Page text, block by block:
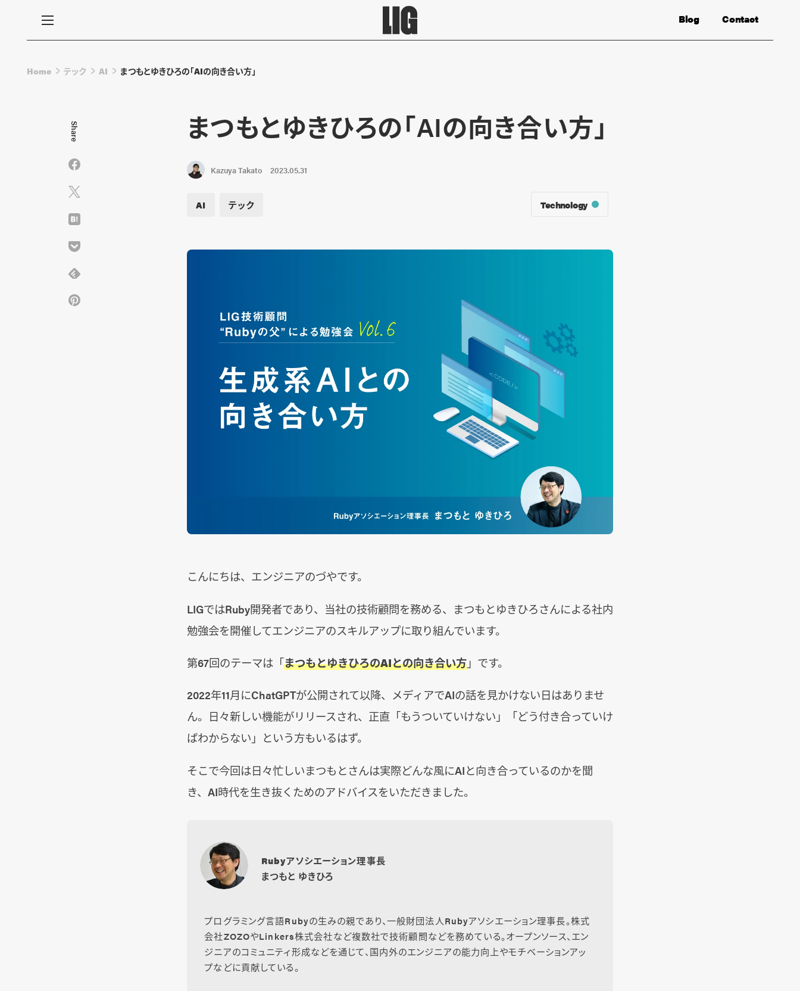
Contact
Blog
Home テック AI まつもとゆきひろの「AIの向き合い方」
まつもとゆきひろの「AIの向き合い方」
Kazuya Takato 2023.05.31
AI テック Technology
こんにちは、エンジニアのづやです。
LIGではRuby開発者であり、当社の技術顧問を務める、まつもとゆきひろさんによる社内
勉強会を開催してエンジニアのスキルアップに取り組んでいます。
第67回のテーマは「まつもとゆきひろのAIとの向き合い方」です。
2022年11月にChatGPTが公開されて以降、メディアでAIの話を見かけない日はありませ
ん。日々新しい機能がリリースされ、正直「もうついていけない」「どう付き合っていけ
ばわからない」という方もいるはず。
そこで今回は日々忙しいまつもとさんは実際どんな風にAIと向き合っているのかを聞
き、AI時代を生き抜くためのアドバイスをいただきました。
Rubyアソシエーション理事長
まつもと ゆきひろ
プログラミング言語Rubyの生みの親であり、一般財団法人Rubyアソシエーション理事長。株式
会社ZOZOやLinkers株式会社など複数社で技術顧問などを務めている。オープンソース、エン
ジニアのコミュニティ形成などを通じて、国内外のエンジニアの能力向上やモチベーションアッ
プなどに貢献している。
Share